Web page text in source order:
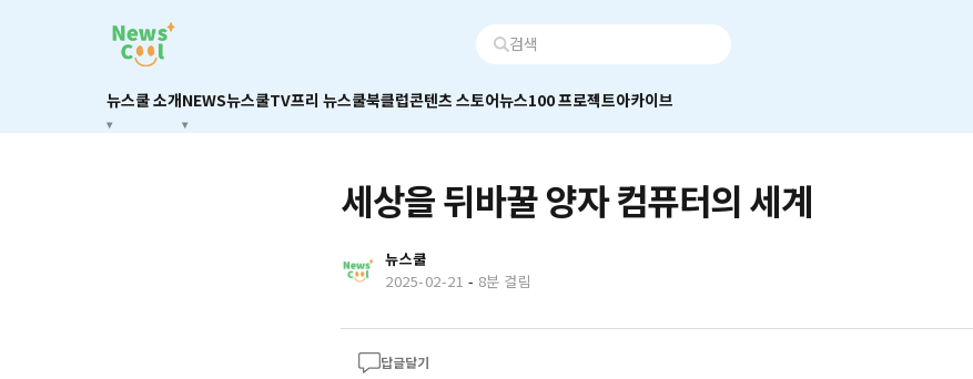
뉴스쿨 소개NEWS뉴스쿨TV프리 뉴스쿨북클럽콘텐츠 스토어뉴스100 프로젝트아카이브
세상을 뒤바꿀 양자 컴퓨터의 세계
뉴스쿨
2025-02-21 - 8분 걸림
답글달기